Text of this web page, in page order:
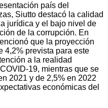
país del
Siutto destacó la calidad
jurídica y el bajo nivel de
de la corrupción. En
que la proyección
4,2% prevista para este
a la realidad
19, mientras que se
2021 y de 2,5% en 2022
económicas del